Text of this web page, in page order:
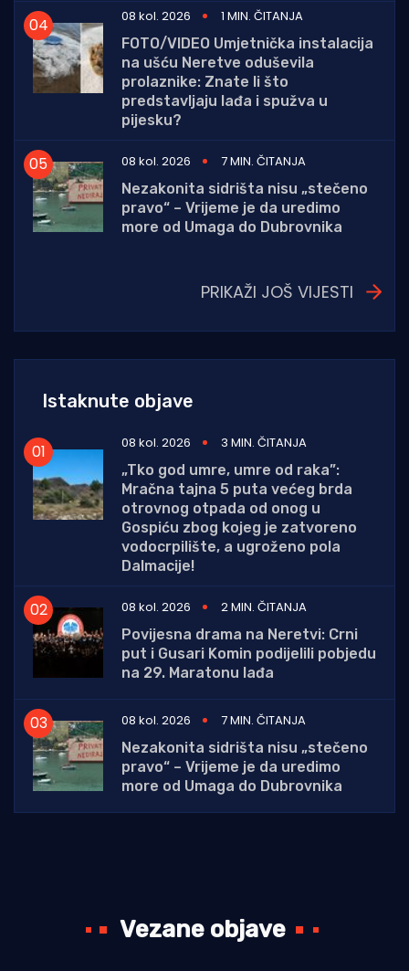
08 kol. 2026
1 MIN. ČITANJA
FOTO/VIDEO Umjetnička instalacija
na ušću Neretve oduševila
prolaznike: Znate li što
predstavljaju lađa i spužva u
pijesku?
08 kol. 2026
7 MIN. ČITANJA
Nezakonita sidrišta nisu „stečeno
pravo“ – Vrijeme je da uredimo
more od Umaga do Dubrovnika
PRIKAŽI JOŠ VIJESTI
Istaknute objave
08 kol. 2026
3 MIN. ČITANJA
„Tko god umre, umre od raka”:
Mračna tajna 5 puta većeg brda
otrovnog otpada od onog u
Gospiću zbog kojeg je zatvoreno
vodocrpilište, a ugroženo pola
Dalmacije!
08 kol. 2026
2 MIN. ČITANJA
Povijesna drama na Neretvi: Crni
put i Gusari Komin podijelili pobjedu
na 29. Maratonu lađa
08 kol. 2026
7 MIN. ČITANJA
Nezakonita sidrišta nisu „stečeno
pravo“ – Vrijeme je da uredimo
more od Umaga do Dubrovnika
Vezane objave